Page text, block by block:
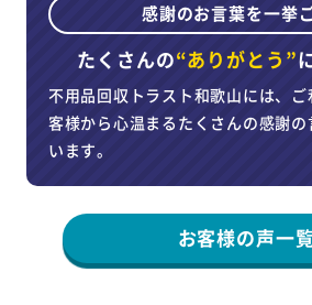
感謝のお言葉を一挙
たくさんの“ありがとう”
不用品回収トラスト和歌山には、
客様から心温まるたくさんの感謝
います。
お客様の声一